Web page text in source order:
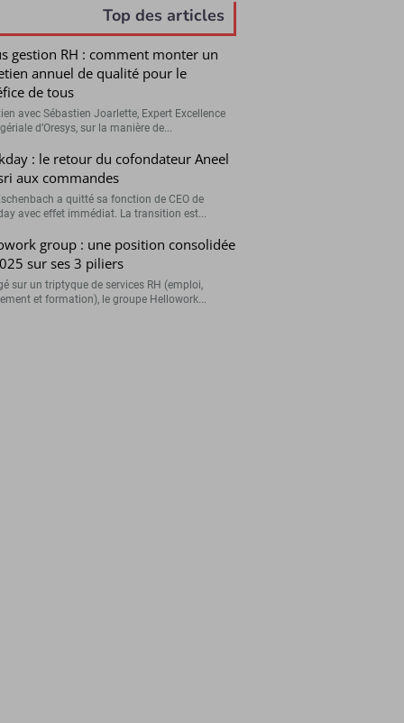
Top des articles
gestion RH : comment monter un
annuel de qualité pour le
de tous
avec Sébastien Joarlette, Expert Excellence
d’Oresys, sur la manière de...
: le retour du cofondateur Aneel
aux commandes
a quitté sa fonction de CEO de
avec effet immédiat. La transition est...
group : une position consolidée
sur ses 3 piliers
sur un triptyque de services RH (emploi,
et formation), le groupe Hellowork...